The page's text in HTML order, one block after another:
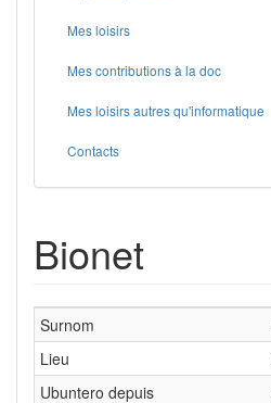
Mes loisirs
Mes contributions à la doc
Mes loisirs autres qu'informatique
Contacts
Bionet
Surnom
Lieu
Ubuntero depuis